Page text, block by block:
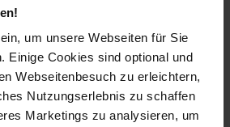
um unsere Webseiten für Sie
Einige Cookies sind optional und
Webseitenbesuch zu erleichtern,
Nutzungserlebnis zu schaffen
Marketings zu analysieren, um
Räume und große Räume,
Tiefgaragen und
zur praktischen